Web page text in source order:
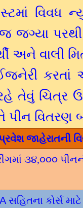
વિવધ
જગ્યા
અને વાલી
કરતાં
તેવું ચિત્ર
વિતરણ
જાહેરાતની
૩૪,૦૦૦
સહિતના કોર્સ